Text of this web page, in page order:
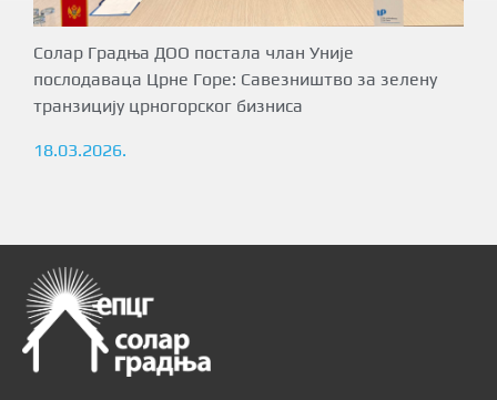
Солар Градња ДОО постала члан Уније
послодаваца Црне Горе: Савезништво за зелену
транзицију црногорског бизниса
18.03.2026.